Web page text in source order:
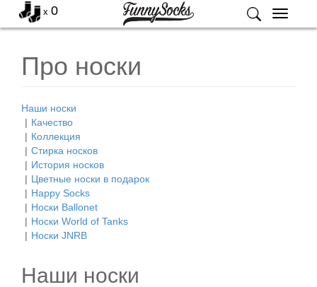
Меню
x 0
Про носки
Наши носки
Качество
Коллекция
Стирка носков
История носков
Цветные носки в подарок
Happy Socks
Носки Ballonet
Носки World of Tanks
Носки JNRB
Наши носки